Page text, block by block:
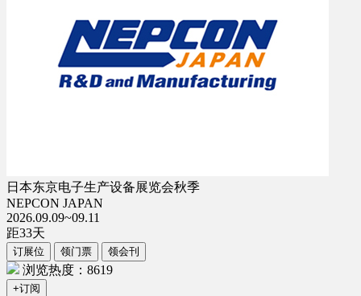
日本东京电子生产设备展览会秋季
NEPCON JAPAN
2026.09.09~09.11
距33天
订展位 领门票 领会刊
浏览热度：8619
+订阅